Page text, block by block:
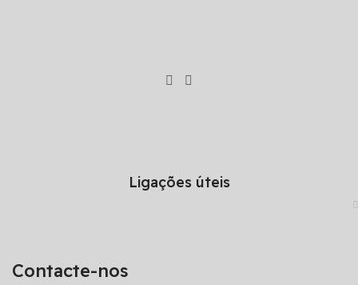
Contacte-nos
Ligações úteis